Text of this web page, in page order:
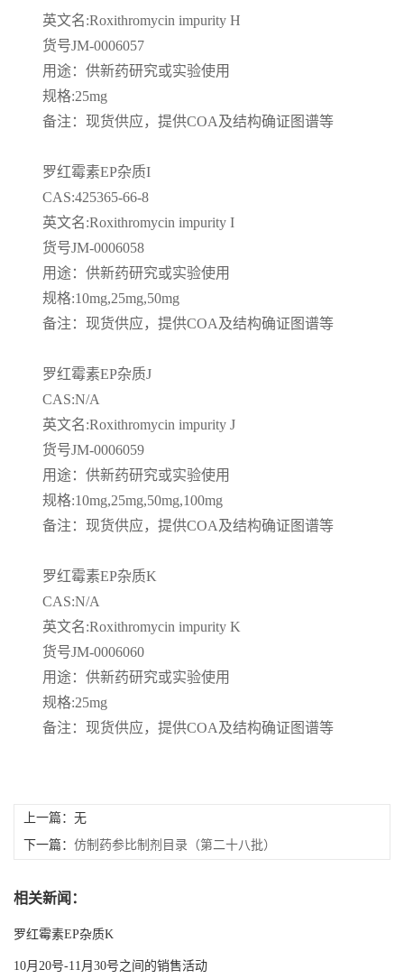
英文名:Roxithromycin impurity H
货号JM-0006057
用途：供新药研究或实验使用
规格:25mg
备注：现货供应，提供COA 及结构确证图谱等
罗红霉素EP杂质I
CAS:425365-66-8
英文名:Roxithromycin impurity I
货号JM-0006058
用途：供新药研究或实验使用
规格:10mg,25mg,50mg
备注：现货供应，提供COA 及结构确证图谱等
罗红霉素EP杂质J
CAS:N/A
英文名:Roxithromycin impurity J
货号JM-0006059
用途：供新药研究或实验使用
规格:10mg,25mg,50mg,100mg
备注：现货供应，提供COA 及结构确证图谱等
罗红霉素EP杂质K
CAS:N/A
英文名:Roxithromycin impurity K
货号JM-0006060
用途：供新药研究或实验使用
规格:25mg
备注：现货供应，提供COA 及结构确证图谱等
上一篇：无
下一篇： 仿制药参比制剂目录（第二十八批）
相关新闻：
罗红霉素EP杂质K
10月20号-11月30号之间的销售活动